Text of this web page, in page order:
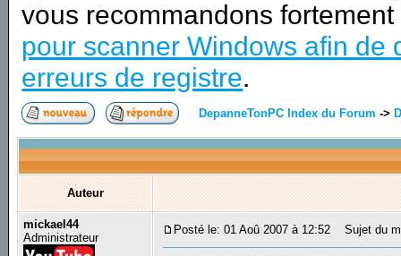
vous recommandons
pour scanner Windows afin de
erreurs de registre.
DepanneTonPC Index du Forum ->
Auteur
mickael44
Administrateur
Posté le: 01 Aoû 2007 à 12:52 Sujet du